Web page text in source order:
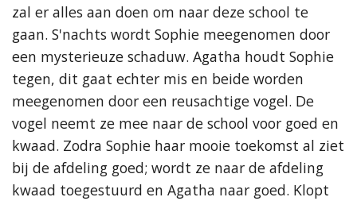
zal er alles aan doen om naar deze school te
gaan. S'nachts wordt Sophie meegenomen door
een mysterieuze schaduw. Agatha houdt Sophie
tegen, dit gaat echter mis en beide worden
meegenomen door een reusachtige vogel. De
vogel neemt ze mee naar de school voor goed en
kwaad. Zodra Sophie haar mooie toekomst al ziet
bij de afdeling goed; wordt ze naar de afdeling
kwaad toegestuurd en Agatha naar goed. Klopt